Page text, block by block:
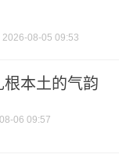
2026-08-05 09:53
本土的气韵
06 09:57